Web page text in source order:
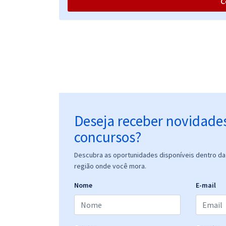
Específicos Para o Cargo de Orientador Social
(Hospital Sant'Ana)
Deseja receber
concursos?
Descubra as oportunidades disponíveis dentro
região onde você mora.
Nome E-mail